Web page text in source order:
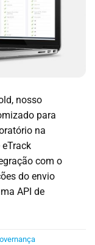
nosso
para
na
eTrack
com o
do envio
API de